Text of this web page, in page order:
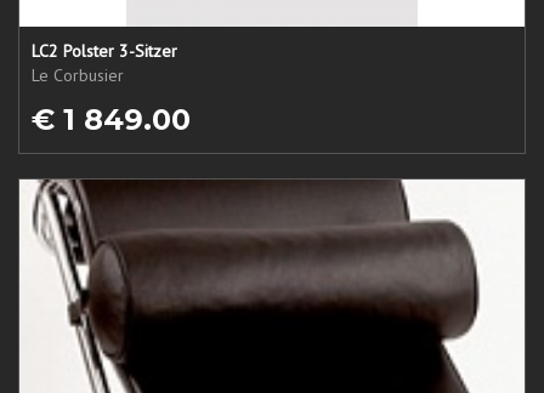
LC2 Polster 3-Sitzer
Le Corbusier
€ 1 849.00